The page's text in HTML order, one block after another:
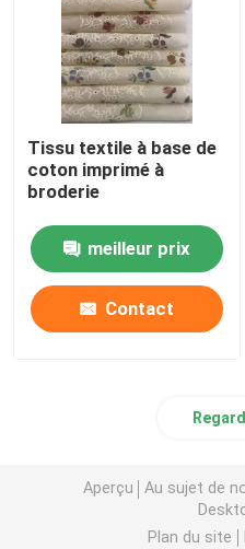
Tissu textile à base de
coton imprimé à
broderie
meilleur prix
Contact
Aperçu Au sujet de
Plan du site